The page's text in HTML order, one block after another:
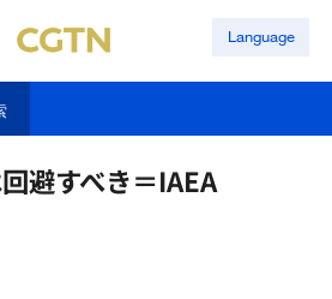
Language
避すべき＝IAEA